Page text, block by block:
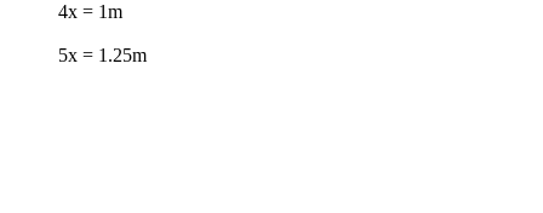
4x = 1m
5x = 1.25m